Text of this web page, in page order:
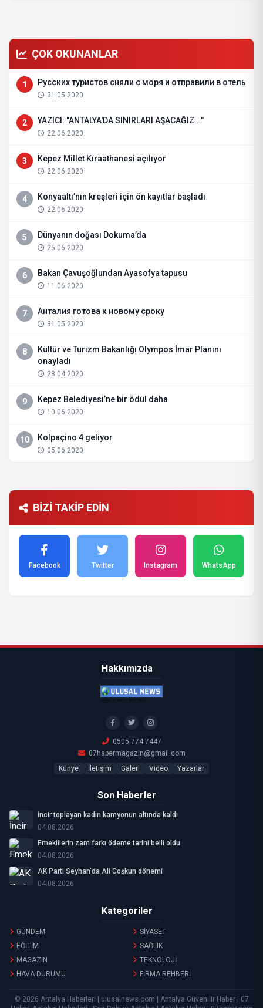
ÇOK OKUNANLAR
1 Русских туристов сняли с моря и отправили в отель
31.05.2020
2 YAZICI: "ANTALYA'DA SINIRLARI AŞACAĞIZ..."
22.06.2020
3 Kepez Millet Kıraathanesi açılıyor
22.06.2020
4 Konyaaltı’nın kreşleri için ön kayıtlar başladı
22.06.2020
5 Dünyanın doğası Dokuma’da
25.06.2020
6 Bakan Çavuşoğlundan Ayasofya tapusu
11.06.2020
7 Анталия готова к новому сроку
31.05.2020
8
Kültür ve Turizm Bakanlığı Olympos İmar Planını
onayladı
28.04.2020
9 Kepez Belediyesi’ne bir ödül daha
10.06.2020
10 Kolpaçino 4 geliyor
05.06.2020
BİZİ TAKİP EDİN
Facebook Twitter Instagram WhatsApp
Hakkımızda
0505 774 7447
07habermagazin@gmail.com
Künye
İletişim Galeri Video Yazarlar
Son Haberler
İncir toplayan kadın kamyonun altında kaldı
04.08.2026
Emeklilerin zam farkı ödeme tarihi belli oldu
04.08.2026
AK Parti Seyhan’da Ali Coşkun dönemi
04.08.2026
Kategoriler
GÜNDEM
SİYASET
EĞİTİM
SAĞLIK
MAGAZİN
TEKNOLOJİ
HAVA DURUMU
FİRMA REHBERİ
© 2026 Antalya Haberleri | ulusalnews.com | Antalya Güvenilir Haber | 07